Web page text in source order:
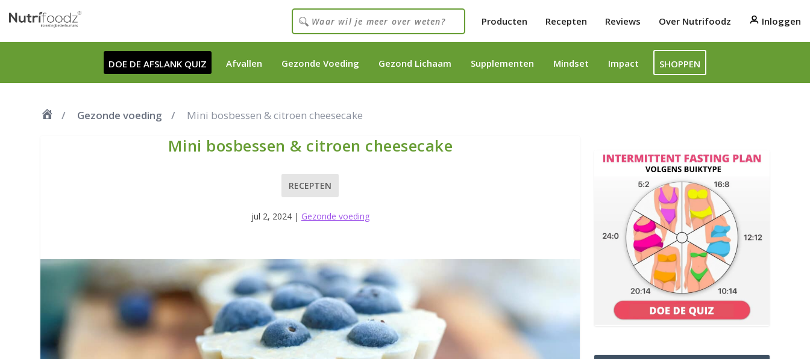
Producten Recepten Reviews Over Nutrifoodz Inloggen
DOE DE AFSLANK QUIZ Afvallen Gezonde Voeding Gezond Lichaam Supplementen Mindset Impact SHOPPEN
Gezonde voeding Mini bosbessen & citroen cheesecake
Mini bosbessen & citroen cheesecake
RECEPTEN
jul 2, 2024| Gezonde voeding